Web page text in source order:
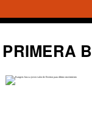
PRIMERA B